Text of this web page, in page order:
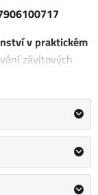
v praktickém
závitových
konstrukcí
levého chodu